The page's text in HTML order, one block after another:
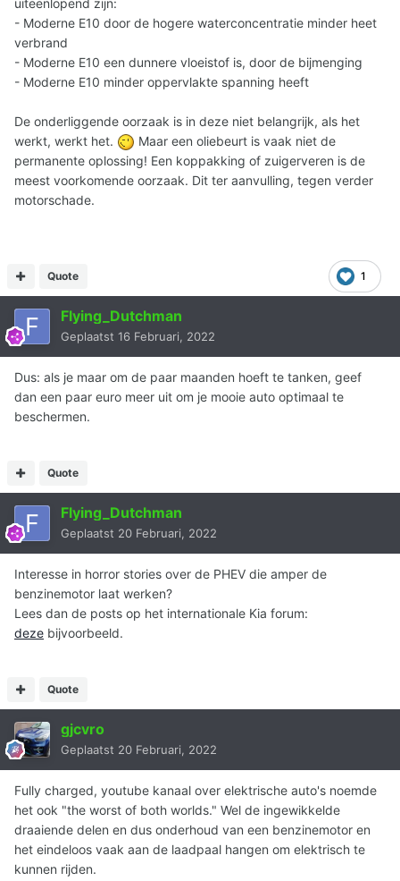
- Moderne E10 door de hogere waterconcentratie minder heet
verbrand
- Moderne E10 een dunnere vloeistof is, door de bijmenging
- Moderne E10 minder oppervlakte spanning heeft
De onderliggende oorzaak is in deze niet belangrijk, als het
werkt, werkt het.
Maar een oliebeurt is vaak niet de
permanente oplossing! Een koppakking of zuigerveren is de
meest voorkomende oorzaak. Dit ter aanvulling, tegen verder
motorschade.
1
Quote
Flying_Dutchman
Geplaatst 16 Februari, 2022
Dus: als je maar om de paar maanden hoeft te tanken, geef
dan een paar euro meer uit om je mooie auto optimaal te
beschermen.
Quote
Flying_Dutchman
Geplaatst 20 Februari, 2022
Interesse in horror stories over de PHEV die amper de
benzinemotor laat werken?
Lees dan de posts op het internationale Kia forum:
deze bijvoorbeeld.
Quote
gjcvro
Geplaatst 20 Februari, 2022
Fully charged, youtube kanaal over elektrische auto's noemde
het ook "the worst of both worlds." Wel de ingewikkelde
draaiende delen en dus onderhoud van een benzinemotor en
het eindeloos vaak aan de laadpaal hangen om elektrisch te
kunnen rijden.